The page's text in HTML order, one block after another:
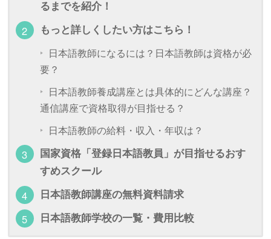
るまでを紹介！
もっと詳しくしたい方はこちら！
日本語教師になるには？日本語教師は資格が必
要？
日本語教師養成講座とは具体的にどんな講座？
通信講座で資格取得が目指せる？
日本語教師の給料・収入・年収は？
国家資格「登録日本語教員」が目指せるおす
すめスクール
日本語教師講座の無料資料請求
日本語教師学校の一覧・費用比較